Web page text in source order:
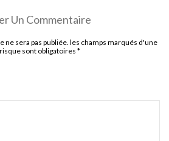
Un Commentaire
ne sera pas publiée. les champs marqués d'une
sont obligatoires *